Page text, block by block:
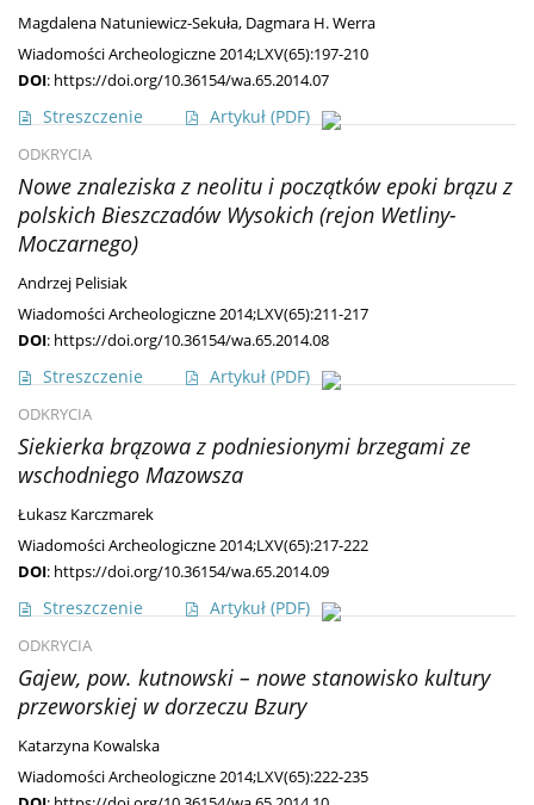
Magdalena Natuniewicz-Sekuła, Dagmara H. Werra
Wiadomości Archeologiczne 2014;LXV(65):197-210
DOI: https://doi.org/10.36154/wa.65.2014.07
Streszczenie Artykuł (PDF)
ODKRYCIA
Nowe znaleziska z neolitu i początków epoki brązu z
polskich Bieszczadów Wysokich (rejon Wetliny-
Moczarnego)
Andrzej Pelisiak
Wiadomości Archeologiczne 2014;LXV(65):211-217
DOI: https://doi.org/10.36154/wa.65.2014.08
Streszczenie Artykuł (PDF)
ODKRYCIA
Siekierka brązowa z podniesionymi brzegami ze
wschodniego Mazowsza
Łukasz Karczmarek
Wiadomości Archeologiczne 2014;LXV(65):217-222
DOI: https://doi.org/10.36154/wa.65.2014.09
Streszczenie Artykuł (PDF)
ODKRYCIA
Gajew, pow. kutnowski – nowe stanowisko kultury
przeworskiej w dorzeczu Bzury
Katarzyna Kowalska
Wiadomości Archeologiczne 2014;LXV(65):222-235